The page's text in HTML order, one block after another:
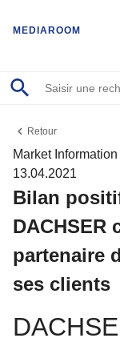
MEDIAROOM
Retour
Market Information
13.04.2021
Bilan
DACHSER
partenaire
ses clients